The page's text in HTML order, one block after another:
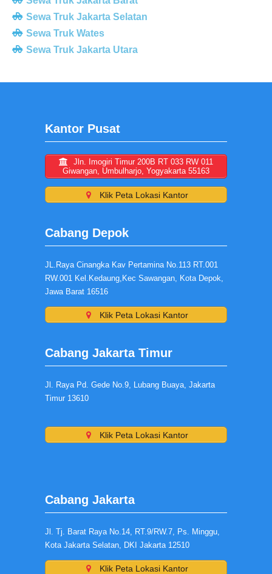
Sewa Truk Jakarta Selatan
Sewa Truk Wates
Sewa Truk Jakarta Utara
Kantor Pusat
Jln. Imogiri Timur 200B RT 033 RW 011
Giwangan, Umbulharjo, Yogyakarta 55163
Klik Peta Lokasi Kantor
Cabang Depok
JL.Raya Cinangka Kav Pertamina No.113 RT.001
RW.001 Kel.Kedaung,Kec Sawangan, Kota Depok,
Jawa Barat 16516
Klik Peta Lokasi Kantor
Cabang Jakarta Timur
Jl. Raya Pd. Gede No.9, Lubang Buaya, Jakarta
Timur 13610
Klik Peta Lokasi Kantor
Cabang Jakarta
Jl. Tj. Barat Raya No.14, RT.9/RW.7, Ps. Minggu,
Kota Jakarta Selatan, DKI Jakarta 12510
Klik Peta Lokasi Kantor